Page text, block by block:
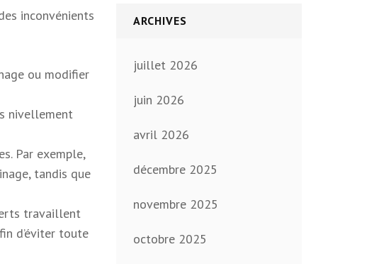
inconvénients
ou modifier
nivellement
Par exemple,
tandis que
travaillent
d’éviter toute
ARCHIVES
juillet 2026
juin 2026
avril 2026
décembre 2025
novembre 2025
octobre 2025